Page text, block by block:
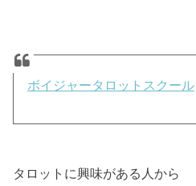
ボイジャータロットスクール
タロットに興味がある人から